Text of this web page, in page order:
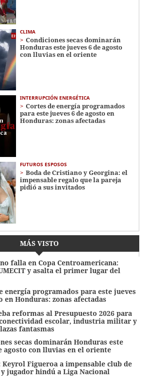
CLIMA
Condiciones secas dominarán
Honduras este jueves 6 de agosto
con lluvias en el oriente
INTERRUPCIÓN ENERGÉTICA
Cortes de energía programados
para este jueves 6 de agosto en
Honduras: zonas afectadas
FUTUROS ESPOSOS
Boda de Cristiano y Georgina: el
impensable regalo que la pareja
pidió a sus invitados
MÁS VISTO
falla en Copa Centroamericana:
y asalta el primer lugar del
energía programados para este jueves
en Honduras: zonas afectadas
reformas al Presupuesto 2026 para
escolar, industria militar y
fantasmas
secas dominarán Honduras este
agosto con lluvias en el oriente
Keyrol Figueroa a impensable club de
jugador hindú a Liga Nacional